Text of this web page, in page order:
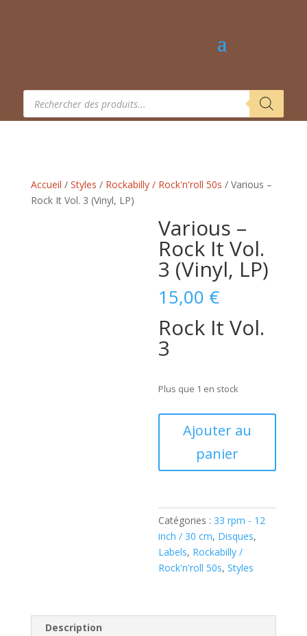
Recherche
produits
Accueil / Styles / Rockabilly / Rock'n'roll 50s / Various –
Rock It Vol. 3 (Vinyl, LP)
Various –
Rock It Vol.
3 (Vinyl, LP)
15,00 €
Rock It Vol.
3
Plus que 1 en stock
–
Vol.
3
(Vinyl,
LP)
Ajouter au
panier
Catégories : 33 rpm - 12
inch / 30 cm, Disques,
Labels, Rockabilly /
Rock'n'roll 50s,Styles
Description